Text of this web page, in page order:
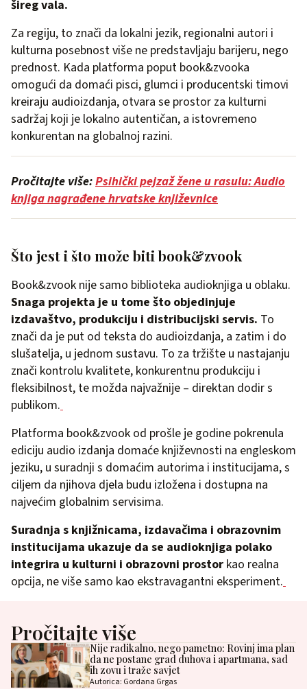
šireg vala.
Za regiju, to znači da lokalni jezik, regionalni autori i
kulturna posebnost više ne predstavljaju barijeru, nego
prednost. Kada platforma poput book&zvooka
omogući da domaći pisci, glumci i producentski timovi
kreiraju audioizdanja, otvara se prostor za kulturni
sadržaj koji je lokalno autentičan, a istovremeno
konkurentan na globalnoj razini.
Pročitajte više:Psihički pejzaž žene u rasulu: Audio
knjiga nagrađene hrvatske književnice
Što jest i što može biti book&zvook
Book&zvook nije samo biblioteka audioknjiga u oblaku.
Snaga projekta je u tome što objedinjuje
izdavaštvo, produkciju i distribucijski servis. To
znači da je put od teksta do audioizdanja, a zatim i do
slušatelja, u jednom sustavu. To za tržište u nastajanju
znači kontrolu kvalitete, konkurentnu produkciju i
fleksibilnost, te možda najvažnije – direktan dodir s
publikom.
Platforma book&zvook od prošle je godine pokrenula
ediciju audio izdanja domaće književnosti na engleskom
jeziku, u suradnji s domaćim autorima i institucijama, s
ciljem da njihova djela budu izložena i dostupna na
najvećim globalnim servisima.
Suradnja s knjižnicama, izdavačima i obrazovnim
institucijama ukazuje da se audioknjiga polako
integrira u kulturni i obrazovni prostor kao realna
opcija, ne više samo kao ekstravagantni eksperiment.
Pročitajte više
Nije radikalno, nego pametno: Rovinj ima plan
da ne postane grad duhova i apartmana, sad
ih zovu i traže savjet
Autorica: Gordana Grgas